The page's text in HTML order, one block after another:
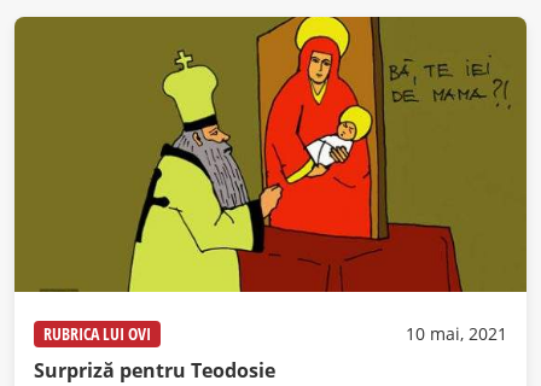
RUBRICA LUI OVI 10 mai, 2021
Surpriză pentru Teodosie